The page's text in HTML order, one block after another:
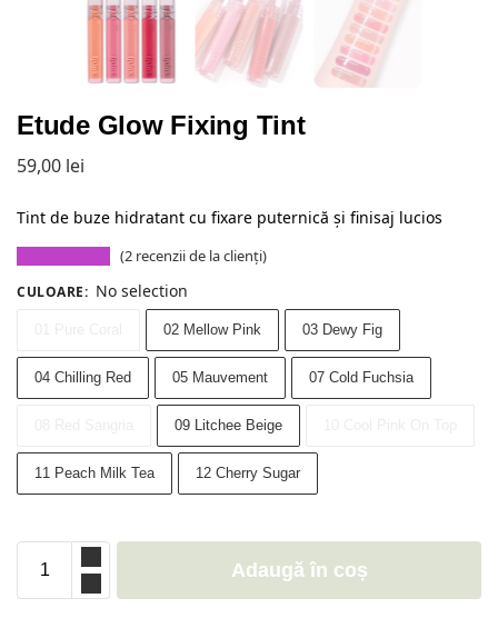
Etude Glow Fixing Tint
59,00 lei
Tint de buze hidratant cu fixare puternică și finisaj lucios
(2 recenzii de la clienți)
CULOARE: No selection
02 Mellow Pink 03 Dewy Fig
04 Chilling Red 05 Mauvement 07 Cold Fuchsia
09 Litchee Beige
11 Peach Milk Tea 12 Cherry Sugar
Adaugă în coș